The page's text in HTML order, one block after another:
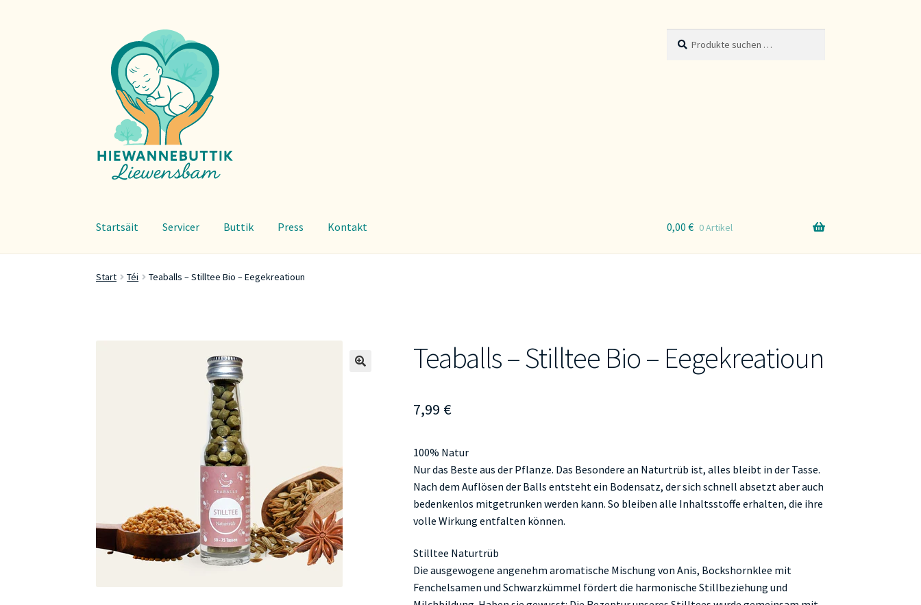
Navigation
springen
Inhalt
springen
nach:
Startsäit Servicer Buttik Press Kontakt 0,00 € 0 Artikel
Start Téi Teaballs – Stilltee Bio – Eegekreatioun
Teaballs – Stilltee Bio – Eegekreatioun
7,99 €
100% Natur
Nur das Beste aus der Pflanze. Das Besondere an Naturtrüb ist, alles bleibt in der Tasse.
Nach dem Auflösen der Balls entsteht ein Bodensatz, der sich schnell absetzt aber auch
bedenkenlos mitgetrunken werden kann. So bleiben alle Inhaltsstoffe erhalten, die ihre
volle Wirkung entfalten können.
Stilltee Naturtrüb
Die ausgewogene angenehm aromatische Mischung von Anis, Bockshornklee mit
Fenchelsamen und Schwarzkümmel fördert die harmonische Stillbeziehung und